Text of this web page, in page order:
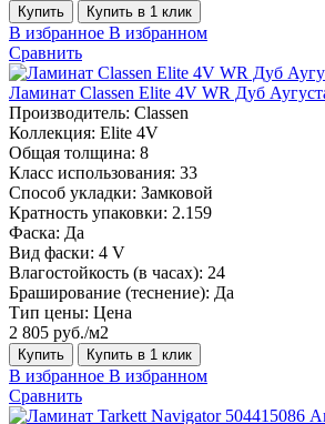
Купить Купить в 1 клик
В избранное В избранном
Сравнить
Ламинат Classen Elite 4V WR Дуб
Производитель: Classen
Коллекция: Elite 4V
Общая толщина: 8
Класс использования: 33
Способ укладки: Замковой
Кратность упаковки: 2.159
Фаска: Да
Вид фаски: 4 V
Влагостойкость (в часах): 24
Браширование (теснение): Да
Тип цены: Цена
2 805 руб./м2
Купить Купить в 1 клик
В избранное В избранном
Сравнить